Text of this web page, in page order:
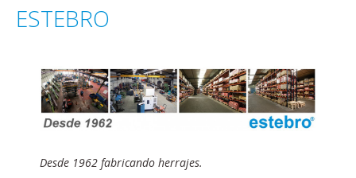
ESTEBRO
Desde 1962 fabricando herrajes.